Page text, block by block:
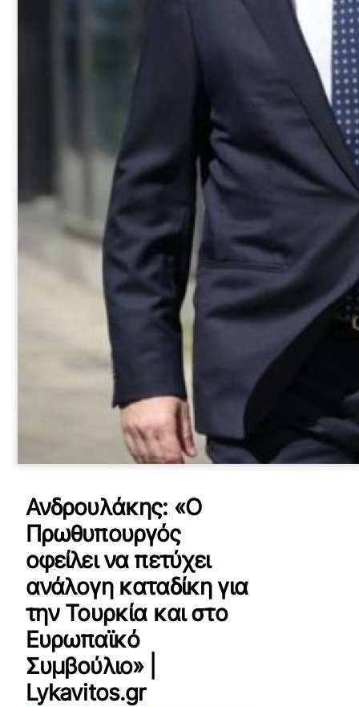
Ανδρουλάκης: «Ο
Πρωθυπουργός
οφείλει να πετύχει
ανάλογη καταδίκη για
την Τουρκία και στο
Ευρωπαϊκό
Συμβούλιο» |
Lykavitos.gr